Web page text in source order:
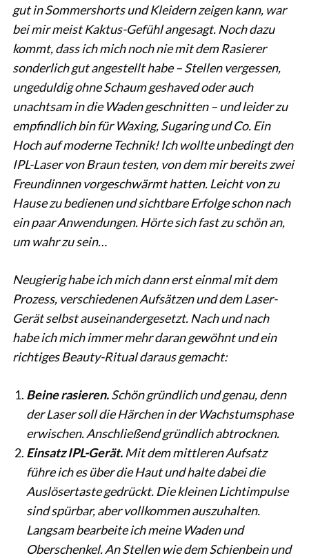
gut in Sommershorts und Kleidern zeigen kann, war
bei mir meist Kaktus-Gefühl angesagt. Noch dazu
kommt, dass ich mich noch nie mit dem Rasierer
sonderlich gut angestellt habe – Stellen vergessen,
ungeduldig ohne Schaum geshaved oder auch
unachtsam in die Waden geschnitten – und leider zu
empfindlich bin für Waxing, Sugaring und Co. Ein
Hoch auf moderne Technik! Ich wollte unbedingt den
IPL-Laser von Braun testen, von dem mir bereits zwei
Freundinnen vorgeschwärmt hatten. Leicht von zu
Hause zu bedienen und sichtbare Erfolge schon nach
ein paar Anwendungen. Hörte sich fast zu schön an,
um wahr zu sein…
Neugierig habe ich mich dann erst einmal mit dem
Prozess, verschiedenen Aufsätzen und dem Laser-
Gerät selbst auseinandergesetzt. Nach und nach
habe ich mich immer mehr daran gewöhnt und ein
richtiges Beauty-Ritual daraus gemacht:
Beine rasieren.Schön gründlich und genau, denn
der Laser soll die Härchen in der Wachstumsphase
erwischen. Anschließend gründlich abtrocknen.
Einsatz IPL-Gerät. Mit dem mittleren Aufsatz
führe ich es über die Haut und halte dabei die
Auslösertaste gedrückt. Die kleinen Lichtimpulse
sind spürbar, aber vollkommen auszuhalten.
Langsam bearbeite ich meine Waden und
Oberschenkel. An Stellen wie dem Schienbein und